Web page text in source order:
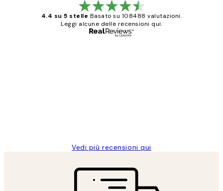
4.4 su 5 stelle Basato su 108488 valutazioni.
Leggi alcune delle recensioni qui.
Vedi più recensioni qui